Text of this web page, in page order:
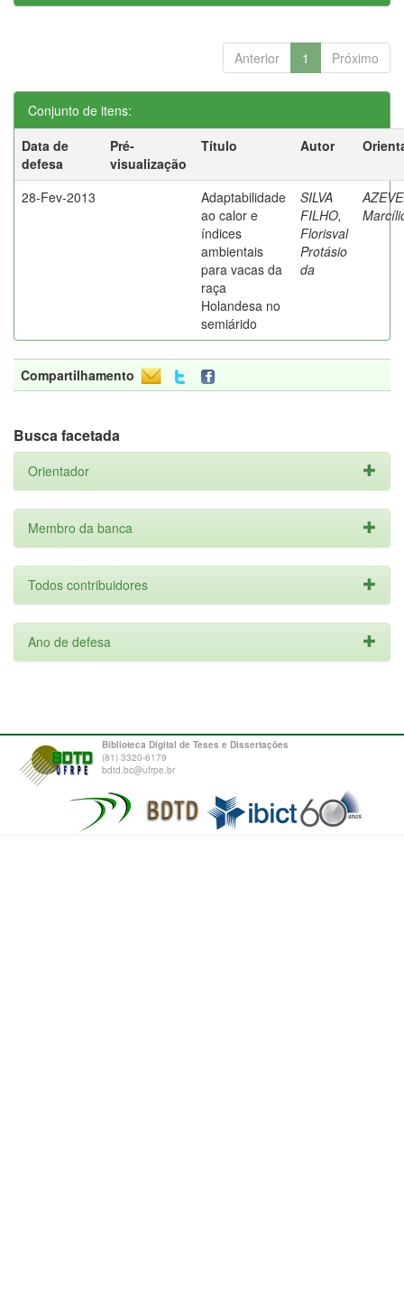
Anterior 1 Próximo
Conjunto de itens:
Data de
defesa
Pré-
visualização
Título Autor
28-Fev-2013
Adaptabilidade
ao calor e
índices
ambientais
para vacas da
raça
Holandesa no
semiárido
SILVA
FILHO,
Florisval
Protásio
da
Compartilhamento
Busca facetada
Orientador
Membro da banca
Todos contribuidores
Ano de defesa
Biblioteca Digital de Teses e Dissertações
(81) 3320-6179
bdtd.bc@ufrpe.br